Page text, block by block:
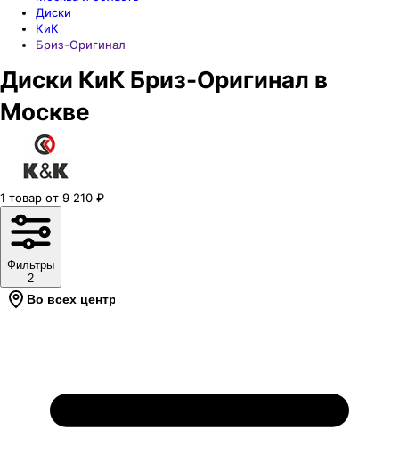
Диски
КиК
Бриз-Оригинал
Диски КиК Бриз-Оригинал в
Москве
1 товар от 9 210 ₽
Фильтры
2
Во всех центрах